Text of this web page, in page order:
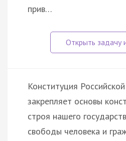
прив…
Конституция
закрепляет основы
строя нашего
свободы человека и